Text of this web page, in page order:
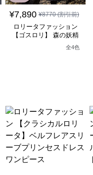
¥7,890 ¥8770(割引前)
ロリータファッション
【ゴスロリ】 森の妖精
風ゴシックロリータワン
全4色